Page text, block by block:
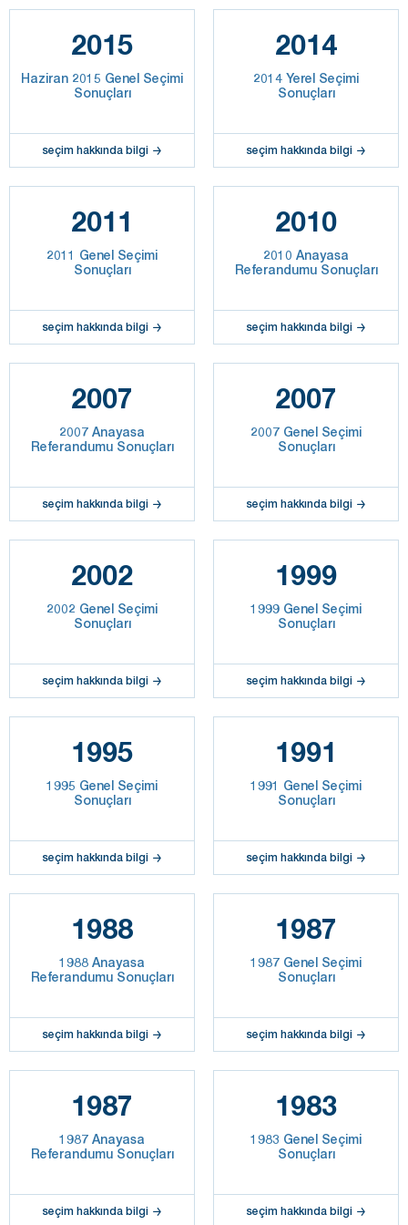
2015
Haziran 2015 Genel Seçimi
Sonuçları
seçim hakkında bilgi
2014
2014 Yerel Seçimi
Sonuçları
seçim hakkında bilgi
2011
2011 Genel Seçimi
Sonuçları
seçim hakkında bilgi
2010
2010 Anayasa
Referandumu Sonuçları
seçim hakkında bilgi
2007
2007 Anayasa
Referandumu Sonuçları
seçim hakkında bilgi
2007
2007 Genel Seçimi
Sonuçları
seçim hakkında bilgi
2002
2002 Genel Seçimi
Sonuçları
seçim hakkında bilgi
1999
1999 Genel Seçimi
Sonuçları
seçim hakkında bilgi
1995
1995 Genel Seçimi
Sonuçları
seçim hakkında bilgi
1991
1991 Genel Seçimi
Sonuçları
seçim hakkında bilgi
1988
1988 Anayasa
Referandumu Sonuçları
seçim hakkında bilgi
1987
1987 Genel Seçimi
Sonuçları
seçim hakkında bilgi
1987
1987 Anayasa
Referandumu Sonuçları
seçim hakkında bilgi
1983
1983 Genel Seçimi
Sonuçları
seçim hakkında bilgi